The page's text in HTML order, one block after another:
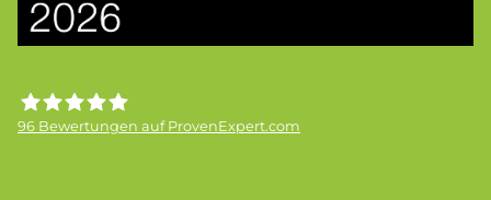
96 Bewertungen auf ProvenExpert.com